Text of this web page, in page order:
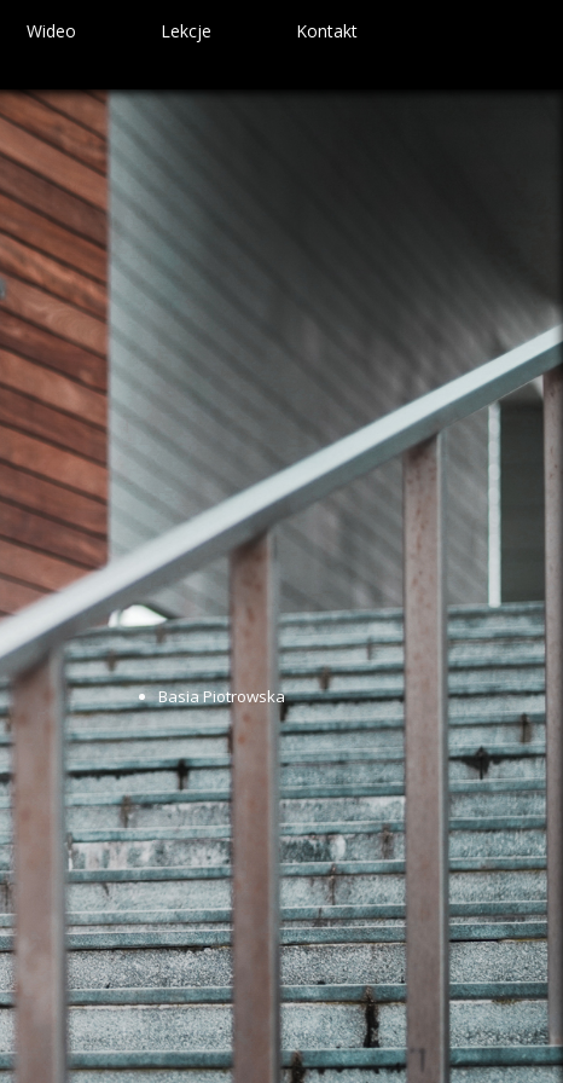
Wideo Lekcje Kontakt
Basia Piotrowska